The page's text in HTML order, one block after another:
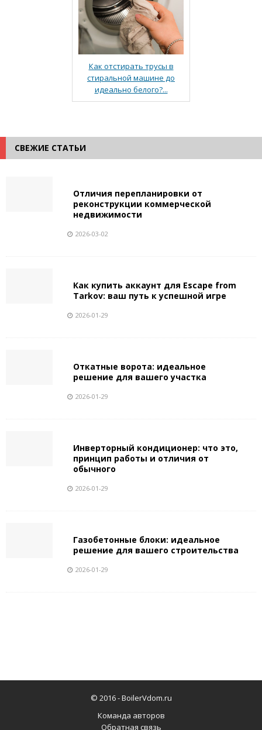
Как отстирать трусы в
стиральной машине до
идеально белого?...
СВЕЖИЕ СТАТЬИ
Отличия перепланировки от
реконструкции коммерческой
недвижимости
2026-03-02
Как купить аккаунт для Escape from
Tarkov: ваш путь к успешной игре
2026-01-29
Откатные ворота: идеальное
решение для вашего участка
2026-01-29
Инверторный кондиционер: что это,
принцип работы и отличия от
обычного
2026-01-29
Газобетонные блоки: идеальное
решение для вашего строительства
2026-01-29
© 2016 -BoilerVdom.ru
Команда авторов
Обратная связь